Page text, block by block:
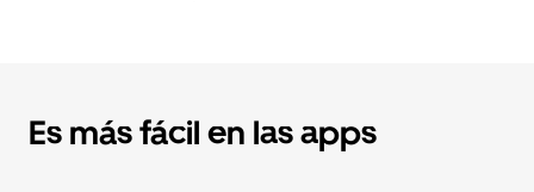
Es más fácil en las apps